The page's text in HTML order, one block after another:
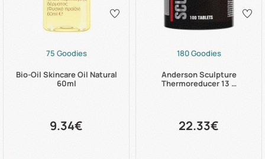
75 Goodies
Bio-Oil Skincare Oil Natural
60ml
9.34€
180 Goodies
Anderson Sculpture
Thermoreducer 13 …
22.33€